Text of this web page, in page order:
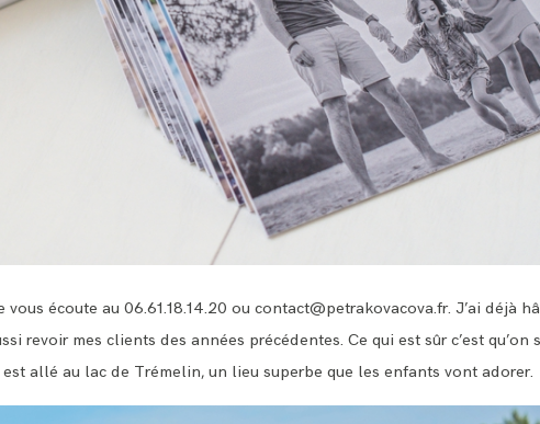
écoute au 06.61.18.14.20 ou contact@petrakovacova.fr. J’ai déjà
revoir mes clients des années précédentes. Ce qui est sûr c’est qu’on
est allé au lac de Trémelin, un lieu superbe que les enfants vont adorer.